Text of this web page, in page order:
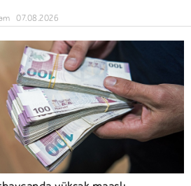
07.08.2026